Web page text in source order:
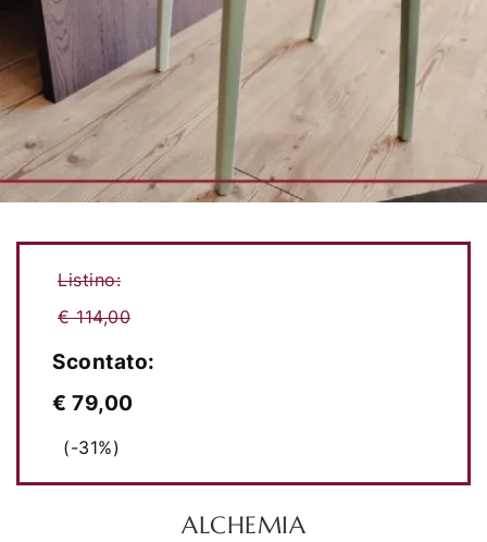
Listino:
€ 114,00
Scontato:
€ 79,00
(-31%)
ALCHEMIA